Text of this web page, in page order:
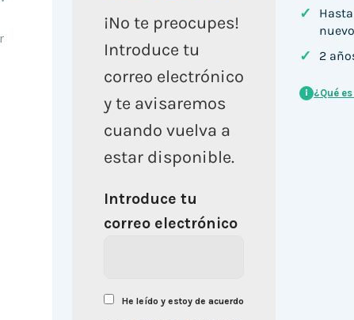
¡No te preocupes!
Introduce tu
correo electrónico
y te avisaremos
cuando vuelva a
estar disponible.
Introduce tu
correo electrónico
He leído y estoy de acuerdo
✓
nuevo
✓ 2
i ¿Qué